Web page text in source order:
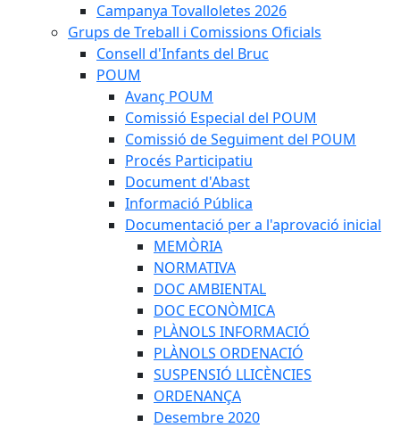
Campanya Tovalloletes 2026
Grups de Treball i Comissions Oficials
Consell d'Infants del Bruc
POUM
Avanç POUM
Comissió Especial del POUM
Comissió de Seguiment del POUM
Procés Participatiu
Document d'Abast
Informació Pública
Documentació per a l'aprovació inicial
MEMÒRIA
NORMATIVA
DOC AMBIENTAL
DOC ECONÒMICA
PLÀNOLS INFORMACIÓ
PLÀNOLS ORDENACIÓ
SUSPENSIÓ LLICÈNCIES
ORDENANÇA
Desembre 2020